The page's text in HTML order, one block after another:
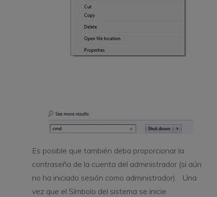
Es posible que también deba proporcionar la
contraseña de la cuenta del administrador (si aún
no ha iniciado sesión como administrador). Una
vez que el Símbolo del sistema se inicie